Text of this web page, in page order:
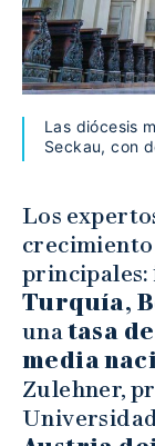
Las diócesis
Seckau, con
Los
crecimiento
principales:
Turquía,
unatasa
media
Zulehner,